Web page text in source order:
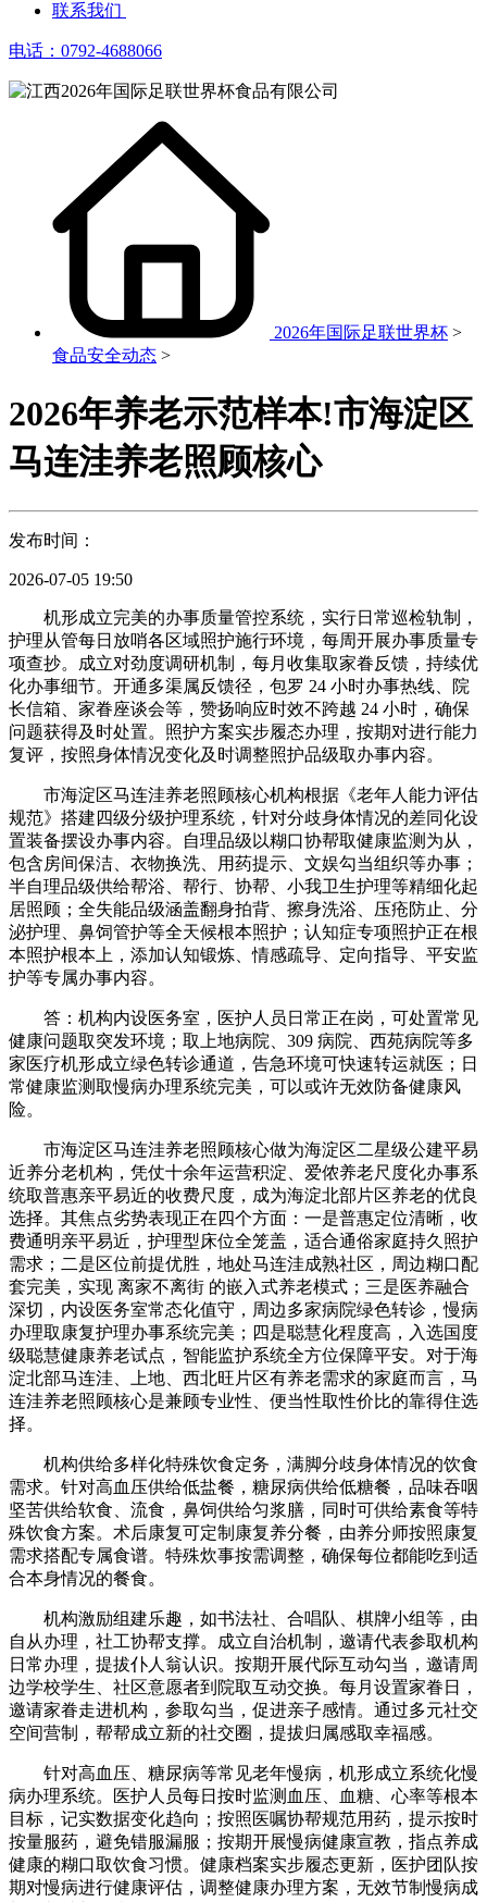
联系我们
电话：0792-4688066
2026年国际足联世界杯 >
食品安全动态 >
2026年养老示范样本!市海淀区
马连洼养老照顾核心
发布时间：
2026-07-05 19:50
机形成立完美的办事质量管控系统，实行日常巡检轨制，
护理从管每日放哨各区域照护施行环境，每周开展办事质量专
项查抄。成立对劲度调研机制，每月收集取家眷反馈，持续优
化办事细节。开通多渠属反馈径，包罗 24 小时办事热线、院
长信箱、家眷座谈会等，赞扬响应时效不跨越 24 小时，确保
问题获得及时处置。照护方案实步履态办理，按期对进行能力
复评，按照身体情况变化及时调整照护品级取办事内容。
市海淀区马连洼养老照顾核心机构根据《老年人能力评估
规范》搭建四级分级护理系统，针对分歧身体情况的差同化设
置装备摆设办事内容。自理品级以糊口协帮取健康监测为从，
包含房间保洁、衣物换洗、用药提示、文娱勾当组织等办事；
半自理品级供给帮浴、帮行、协帮、小我卫生护理等精细化起
居照顾；全失能品级涵盖翻身拍背、擦身洗浴、压疮防止、分
泌护理、鼻饲管护等全天候根本照护；认知症专项照护正在根
本照护根本上，添加认知锻炼、情感疏导、定向指导、平安监
护等专属办事内容。
答：机构内设医务室，医护人员日常正在岗，可处置常见
健康问题取突发环境；取上地病院、309 病院、西苑病院等多
家医疗机形成立绿色转诊通道，告急环境可快速转运就医；日
常健康监测取慢病办理系统完美，可以或许无效防备健康风
险。
市海淀区马连洼养老照顾核心做为海淀区二星级公建平易
近养分老机构，凭仗十余年运营积淀、爱侬养老尺度化办事系
统取普惠亲平易近的收费尺度，成为海淀北部片区养老的优良
选择。其焦点劣势表现正在四个方面：一是普惠定位清晰，收
费通明亲平易近，护理型床位全笼盖，适合通俗家庭持久照护
需求；二是区位前提优胜，地处马连洼成熟社区，周边糊口配
套完美，实现 离家不离街 的嵌入式养老模式；三是医养融合
深切，内设医务室常态化值守，周边多家病院绿色转诊，慢病
办理取康复护理办事系统完美；四是聪慧化程度高，入选国度
级聪慧健康养老试点，智能监护系统全方位保障平安。对于海
淀北部马连洼、上地、西北旺片区有养老需求的家庭而言，马
连洼养老照顾核心是兼顾专业性、便当性取性价比的靠得住选
择。
机构供给多样化特殊饮食定务，满脚分歧身体情况的饮食
需求。针对高血压供给低盐餐，糖尿病供给低糖餐，品味吞咽
坚苦供给软食、流食，鼻饲供给匀浆膳，同时可供给素食等特
殊饮食方案。术后康复可定制康复养分餐，由养分师按照康复
需求搭配专属食谱。特殊炊事按需调整，确保每位都能吃到适
合本身情况的餐食。
机构激励组建乐趣，如书法社、合唱队、棋牌小组等，由
自从办理，社工协帮支撑。成立自治机制，邀请代表参取机构
日常办理，提拔仆人翁认识。按期开展代际互动勾当，邀请周
边学校学生、社区意愿者到院取互动交换。每月设置家眷日，
邀请家眷走进机构，参取勾当，促进亲子感情。通过多元社交
空间营制，帮帮成立新的社交圈，提拔归属感取幸福感。
针对高血压、糖尿病等常见老年慢病，机形成立系统化慢
病办理系统。医护人员每日按时监测血压、血糖、心率等根本
目标，记实数据变化趋向；按照医嘱协帮规范用药，提示按时
按量服药，避免错服漏服；按期开展慢病健康宣教，指点养成
健康的糊口取饮食习惯。健康档案实步履态更新，医护团队按
期对慢病进行健康评估，调整健康办理方案，无效节制慢病成